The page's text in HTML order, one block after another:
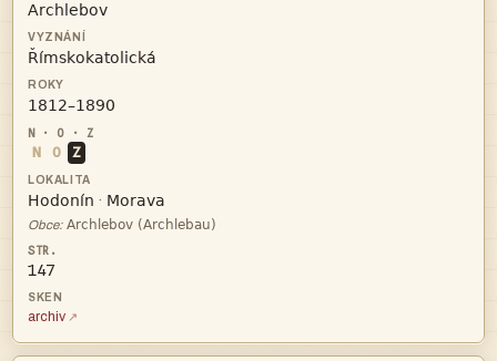



N O Z
 · 
Obce: 
147
archiv